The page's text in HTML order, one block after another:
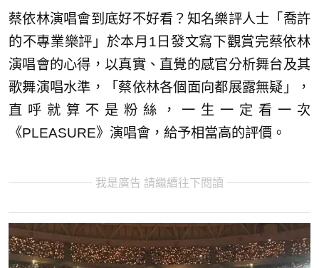
蔡依林演唱會到底好不好看？知名樂評人士「喬許
的不專業樂評」於本月1日發文寫下觀賞完蔡依林
演唱會的心得，以真實、直覺的感官分析舞台及其
歌舞演唱水準，「蔡依林各個面向都展露無疑」，
直呼就算不是粉絲，一生一定看一次
《PLEASURE》演唱會，給予相當高的評價。
我是廣告 請繼續往下閱讀